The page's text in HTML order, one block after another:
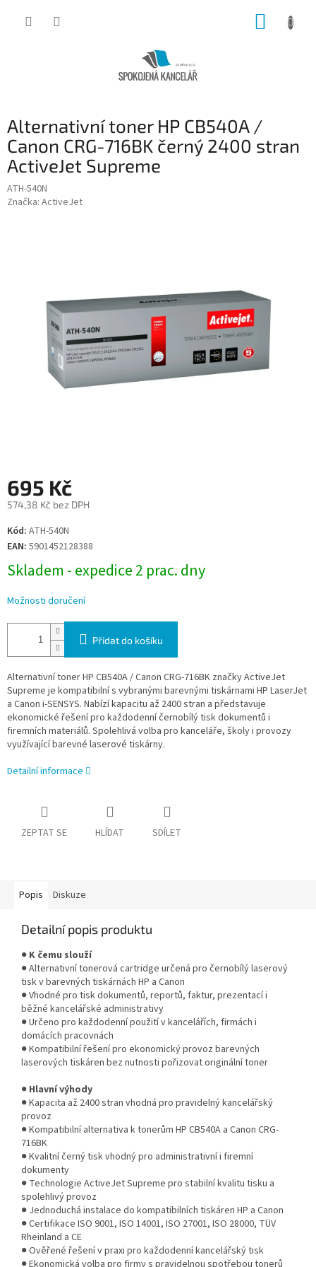
Alternativní toner HP CB540A /
Canon CRG-716BK černý 2400 stran
ActiveJet Supreme
ATH-540N
Značka: ActiveJet
695 Kč
574,38 Kč bez DPH
Měrná
cena:
Kód: ATH-540N
EAN: 5901452128388
Skladem - expedice 2 prac. dny
Možnosti doručení
Přidat do košíku
Alternativní toner HP CB540A / Canon CRG-716BK značky ActiveJet
Supreme je kompatibilní s vybranými barevnými tiskárnami HP LaserJet
a Canon i-SENSYS. Nabízí kapacitu až 2400 stran a představuje
ekonomické řešení pro každodenní černobílý tisk dokumentů i
firemních materiálů. Spolehlivá volba pro kanceláře, školy i provozy
využívající barevné laserové tiskárny.
Detailní informace
ZEPTAT SE HLÍDAT SDÍLET
Popis Diskuze
Detailní popis produktu
● K čemu slouží
● Alternativní tonerová cartridge určená pro černobílý laserový
tisk v barevných tiskárnách HP a Canon
● Vhodné pro tisk dokumentů, reportů, faktur, prezentací i
běžné kancelářské administrativy
● Určeno pro každodenní použití v kancelářích, firmách i
domácích pracovnách
● Kompatibilní řešení pro ekonomický provoz barevných
laserových tiskáren bez nutnosti pořizovat originální toner
● Hlavní výhody
● Kapacita až 2400 stran vhodná pro pravidelný kancelářský
provoz
● Kompatibilní alternativa k tonerům HP CB540A a Canon CRG-
716BK
● Kvalitní černý tisk vhodný pro administrativní i firemní
dokumenty
● Technologie ActiveJet Supreme pro stabilní kvalitu tisku a
spolehlivý provoz
● Jednoduchá instalace do kompatibilních tiskáren HP a Canon
● Certifikace ISO 9001, ISO 14001, ISO 27001, ISO 28000, TÜV
Rheinland a CE
● Ověřené řešení v praxi pro každodenní kancelářský tisk